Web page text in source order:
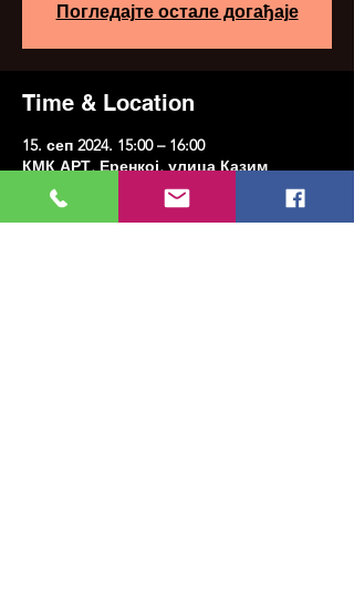
Погледајте остале догађаје
Time & Location
15. сеп 2024. 15:00 – 16:00
КМК АРТ, Еренкој, улица Казим
Карабекирпаша Но:8, 34738 Кадıкои/
Истанбул, Туркиие